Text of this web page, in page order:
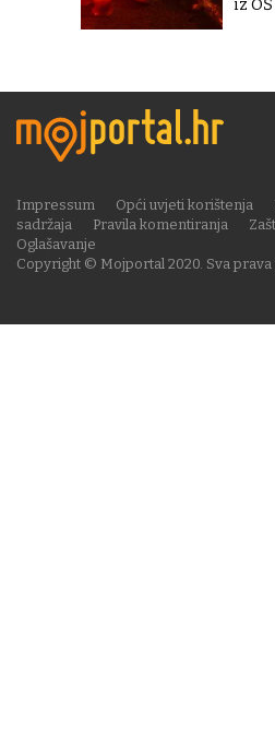
iz
Copyright © Mojportal 2020. Sva prava
Impressum Opći uvjeti korištenja
sadržaja
Pravila komentiranja
Oglašavanje